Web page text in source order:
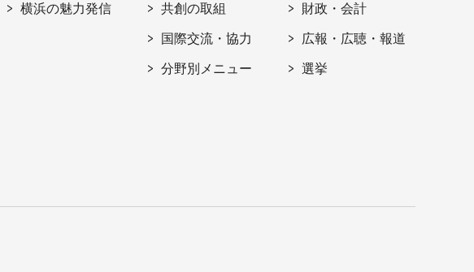
横浜の魅力発信 共創の取組
国際交流・協力
分野別メニュー
財政・会計
広報・広聴・報道
選挙